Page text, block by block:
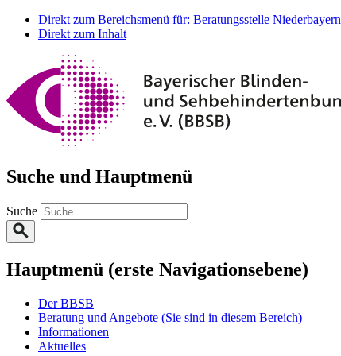
Direkt zum Bereichsmenü für: Beratungsstelle Niederbayern
Direkt zum Inhalt
Suche und Hauptmenü
Suche
Hauptmenü (erste Navigationsebene)
Der BBSB
Beratung und Angebote (Sie sind in diesem Bereich)
Informationen
Aktuelles